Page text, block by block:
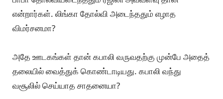
வேறு ஊடகங்களோ சமூகத்தளங்களோ இல்லை.
அப்போது, சினிமா உருவாக்கிய பிம்பத்தை முதலீடாக
முடிந்தது.
இன்று அப்படியா? ஒருத்தருடைய இமேஜை ஆக்கவும்
அழிக்கவும் ஊடகங்களாலும் சமூகத்தளங்களாலும்